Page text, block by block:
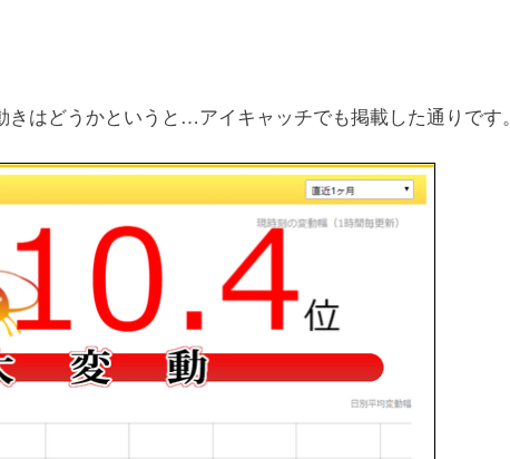
はどうかというと…アイキャッチでも掲載した通りです。